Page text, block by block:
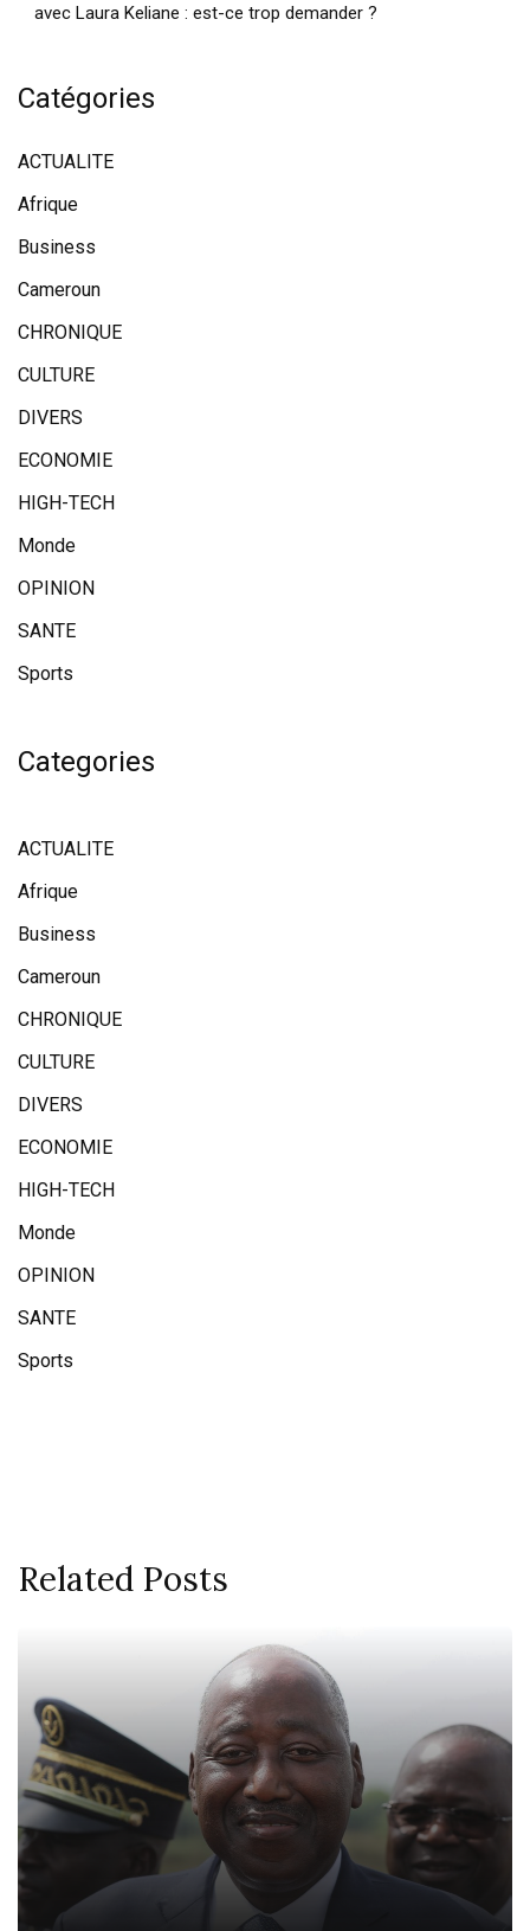
avec Laura Keliane : est-ce trop demander ?
Catégories
ACTUALITE
Afrique
Business
Cameroun
CHRONIQUE
CULTURE
DIVERS
ECONOMIE
HIGH-TECH
Monde
OPINION
SANTE
Sports
Categories
ACTUALITE
Afrique
Business
Cameroun
CHRONIQUE
CULTURE
DIVERS
ECONOMIE
HIGH-TECH
Monde
OPINION
SANTE
Sports
Related Posts